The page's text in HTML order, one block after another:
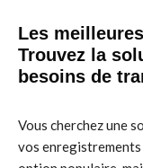
Les
Trouvez la
besoins de
Vous cherchez une
vos